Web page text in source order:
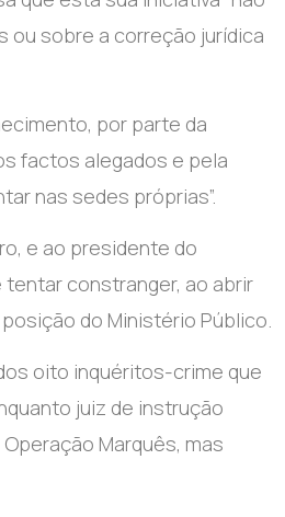
ou sobre a correção jurídica
por parte da
factos alegados e pela
nas sedes próprias”.
e ao presidente do
tentar constranger, ao abrir
do Ministério Público.
oito inquéritos-crime que
juiz de instrução
Marquês, mas